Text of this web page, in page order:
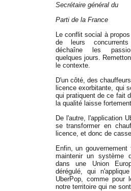
Secrétaire général du
Parti de la France
Le conflit social à
de leurs concurrents
déchaîne les
quelques jours.
le contexte.
D'un côté, des
licence exorbitante, qui
qui pratiquent de ce fait
la qualité laisse
De l'autre, l'application
se transformer en
licence, et donc de
Enfin, un
maintenir un système
dans une Union
dérégulé, qui
UberPop, comme pour
notre territoire qui ne